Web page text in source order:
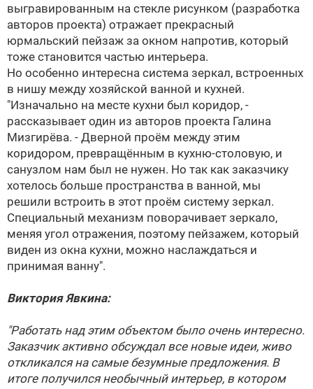
выгравированным на стекле рисунком (разработка
авторов проекта) отражает прекрасный
юрмальский пейзаж за окном напротив, который
тоже становится частью интерьера.
Но особенно интересна система зеркал, встроенных
в нишу между хозяйской ванной и кухней.
"Изначально на месте кухни был коридор, -
рассказывает один из авторов проекта Галина
Мизгирёва. - Дверной проём между этим
коридором, превращённым в кухню-столовую, и
санузлом нам был не нужен. Но так как заказчику
хотелось больше пространства в ванной, мы
решили встроить в этот проём систему зеркал.
Специальный механизм поворачивает зеркало,
меняя угол отражения, поэтому пейзажем, который
виден из окна кухни, можно наслаждаться и
принимая ванну".
Виктория Явкина:
"Работать над этим объектом было очень интересно.
Заказчик активно обсуждал все новые идеи, живо
откликался на самые безумные предложения. В
итоге получился необычный интерьер, в котором